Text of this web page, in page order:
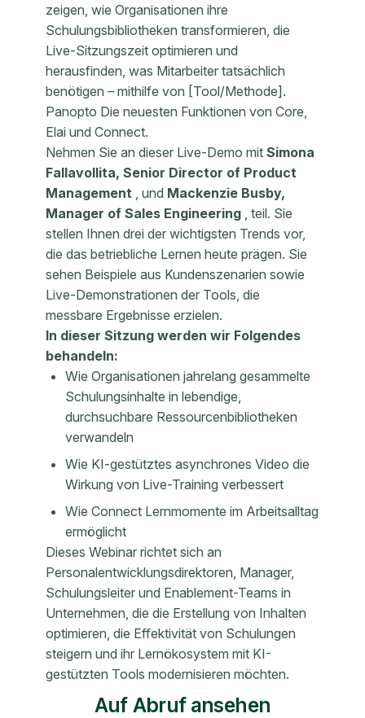
zeigen, wie Organisationen ihre
Schulungsbibliotheken transformieren, die
Live-Sitzungszeit optimieren und
herausfinden, was Mitarbeiter tatsächlich
benötigen – mithilfe von [Tool/Methode].
Panopto Die neuesten Funktionen von Core,
Elai und Connect.
Nehmen Sie an dieser Live-Demo mit Simona
Fallavollita, Senior Director of Product
Management , und Mackenzie Busby,
Manager of Sales Engineering , teil. Sie
stellen Ihnen drei der wichtigsten Trends vor,
die das betriebliche Lernen heute prägen. Sie
sehen Beispiele aus Kundenszenarien sowie
Live-Demonstrationen der Tools, die
messbare Ergebnisse erzielen.
In dieser Sitzung werden wir Folgendes
behandeln:
Wie Organisationen jahrelang gesammelte
Schulungsinhalte in lebendige,
durchsuchbare Ressourcenbibliotheken
verwandeln
Wie KI-gestütztes asynchrones Video die
Wirkung von Live-Training verbessert
Wie Connect Lernmomente im Arbeitsalltag
ermöglicht
Dieses Webinar richtet sich an
Personalentwicklungsdirektoren, Manager,
Schulungsleiter und Enablement-Teams in
Unternehmen, die die Erstellung von Inhalten
optimieren, die Effektivität von Schulungen
steigern und ihr Lernökosystem mit KI-
gestützten Tools modernisieren möchten.
Auf Abruf ansehen